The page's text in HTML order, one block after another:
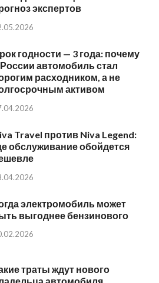
экспертов
годности — 3 года: почему
автомобиль стал
расходником, а не
активом
Travel против Niva Legend:
обслуживание обойдется
электромобиль может
выгоднее бензинового
траты ждут нового
автомобиля